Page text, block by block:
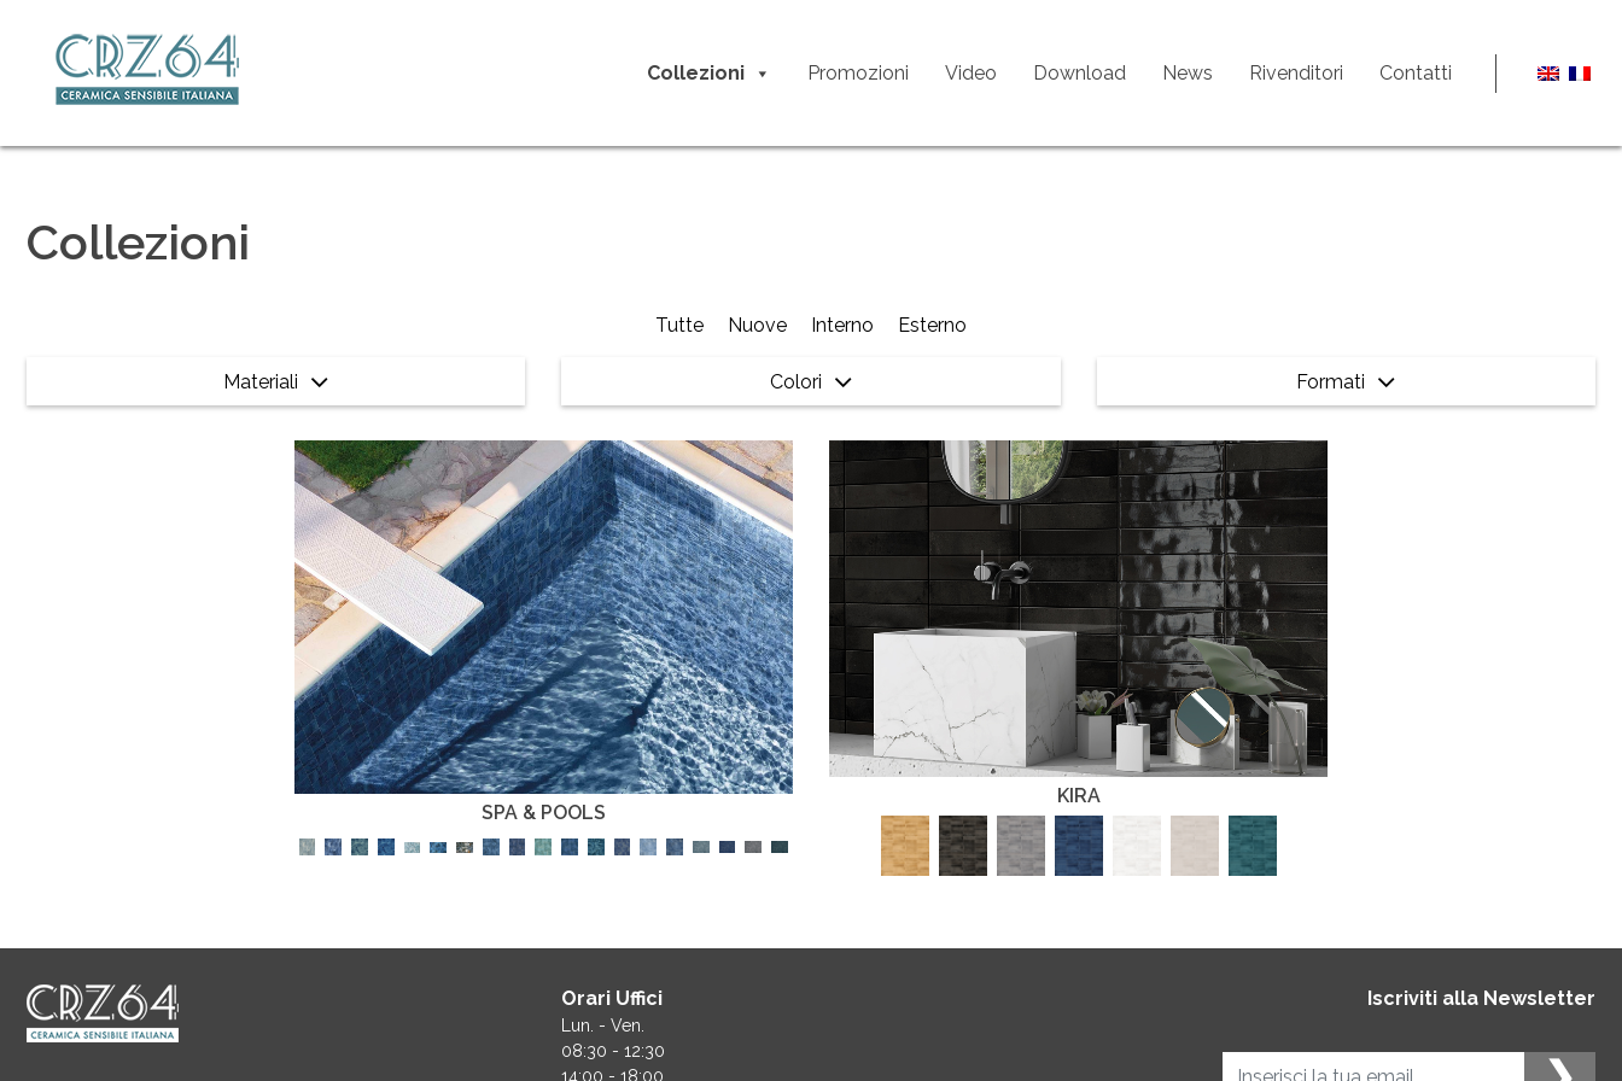
Collezioni Promozioni Video Download News Rivenditori Contatti
Collezioni
Tutte Nuove Interno Esterno
Materiali Colori Formati
SPA & POOLS
KIRA
Orari Uffici
Lun. - Ven.
08:30 - 12:30
14:00 - 18:00
Iscriviti alla Newsletter